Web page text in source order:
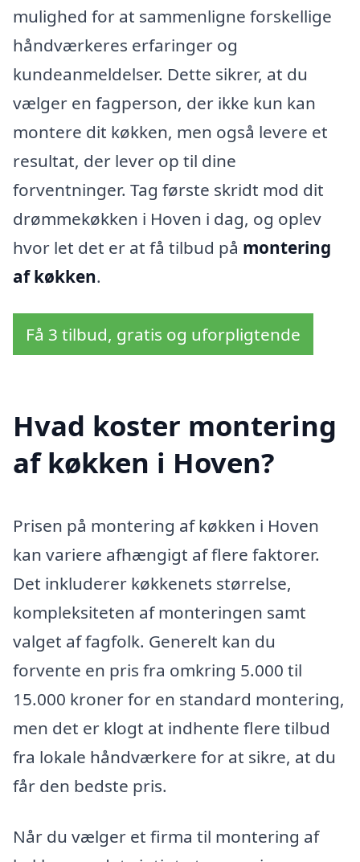
mulighed for at sammenligne forskellige
håndværkeres erfaringer og
kundeanmeldelser. Dette sikrer, at du
vælger en fagperson, der ikke kun kan
montere dit køkken, men også levere et
resultat, der lever op til dine
forventninger. Tag første skridt mod dit
drømmekøkken i Hoven i dag, og oplev
hvor let det er at få tilbud på montering
af køkken.
Få 3 tilbud, gratis og uforpligtende
Hvad koster montering
af køkken i Hoven?
Prisen på montering af køkken i Hoven
kan variere afhængigt af flere faktorer.
Det inkluderer køkkenets størrelse,
kompleksiteten af monteringen samt
valget af fagfolk. Generelt kan du
forvente en pris fra omkring 5.000 til
15.000 kroner for en standard montering,
men det er klogt at indhente flere tilbud
fra lokale håndværkere for at sikre, at du
får den bedste pris.
Når du vælger et firma til montering af